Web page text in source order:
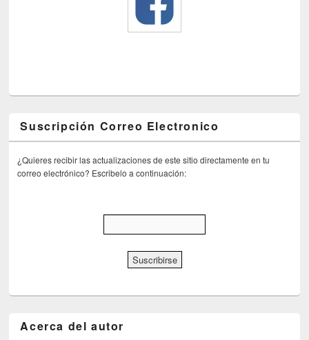
Suscripción Correo Electronico
¿Quieres recibir las actualizaciones de este sitio directamente en tu
correo electrónico? Escribelo a continuación:
Acerca del autor